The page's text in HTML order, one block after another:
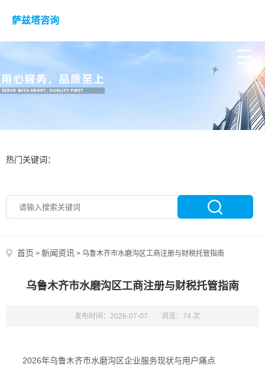
萨兹塔咨询
热门关键词：
首页 > 新闻资讯 > 乌鲁木齐市水磨沟区工商注册与财税托管指南
乌鲁木齐市水磨沟区工商注册与财税托管指南
发布时间：2026-07-07 浏览：74 次
2026年乌鲁木齐市水磨沟区企业服务现状与用户痛点